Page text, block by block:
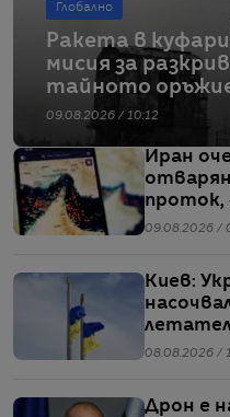
Глобално
Ракета в
мисия за
тайното
09.08.2026 / 10:12
Иран
проток,
че един
09.08.2026 /
Киев:
08.08.2026 /
Дрон е